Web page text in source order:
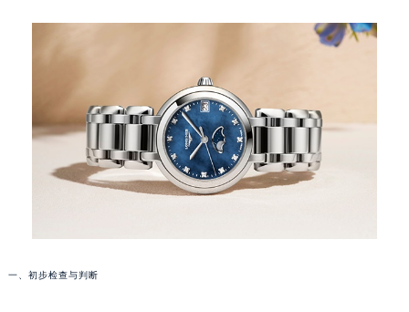
一、初步检查与判断